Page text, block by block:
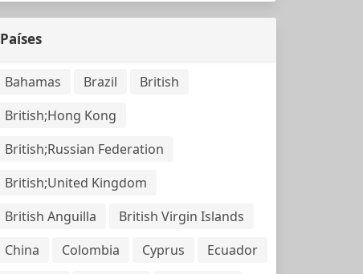
Países
Bahamas Brazil
British
British;Hong Kong
British;Russian Federation
British;United Kingdom
British Anguilla
British Virgin Islands
China
Colombia Cyprus
Ecuador